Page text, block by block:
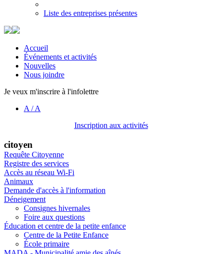
Liste des entreprises présentes
Accueil
Événements et activités
Nouvelles
Nous joindre
Je veux m'inscrire à l'infolettre
A /A
Inscription aux activités
citoyen
Requête Citoyenne
Registre des services
Accès au réseau Wi-Fi
Animaux
Demande d'accès à l'information
Déneigement
Consignes hivernales
Foire aux questions
Éducation et centre de la petite enfance
Centre de la Petite Enfance
École primaire